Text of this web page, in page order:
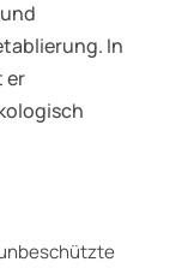
In
er